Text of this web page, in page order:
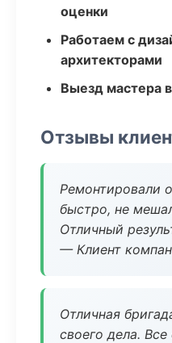
оценки
Работаем с
архитекторами
Выезд мастера
Отзывы
Ремонтировали
быстро, не
Отличный
— Клиент
Отличная
своего дела. Все